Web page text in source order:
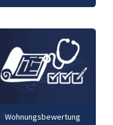
Wohnungsbewertung